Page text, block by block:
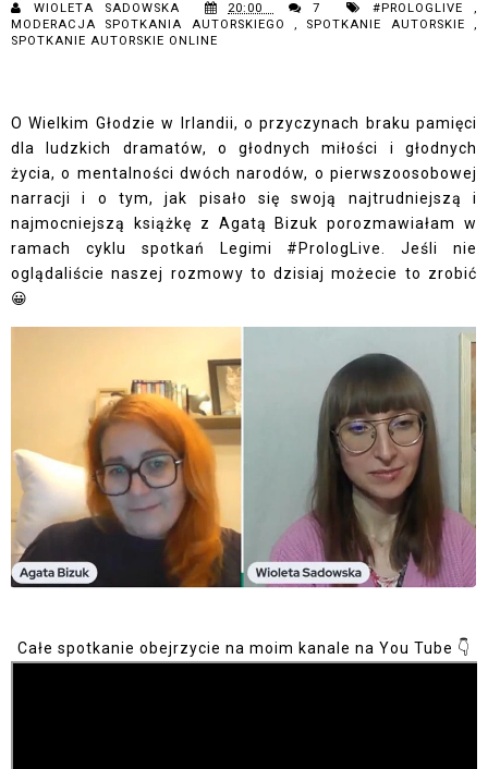
WIOLETA SADOWSKA 20:00 7 #PROLOGLIVE,
MODERACJA SPOTKANIA AUTORSKIEGO , SPOTKANIE AUTORSKIE,
SPOTKANIE AUTORSKIE ONLINE
O Wielkim Głodzie w Irlandii, o przyczynach braku pamięci
dla ludzkich dramatów, o głodnych miłości i głodnych
życia, o mentalności dwóch narodów, o pierwszoosobowej
narracji i o tym, jak pisało się swoją najtrudniejszą i
najmocniejszą książkę z Agatą Bizuk porozmawiałam w
ramach cyklu spotkań Legimi #PrologLive. Jeśli nie
oglądaliście naszej rozmowy to dzisiaj możecie to zrobić
😀
Całe spotkanie obejrzycie na moim kanale na You Tube 👇